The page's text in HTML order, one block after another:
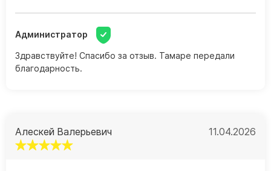
Администратор
Здравствуйте! Спасибо за отзыв. Тамаре передали
благодарность.
Алескей Валерьевич 11.04.2026